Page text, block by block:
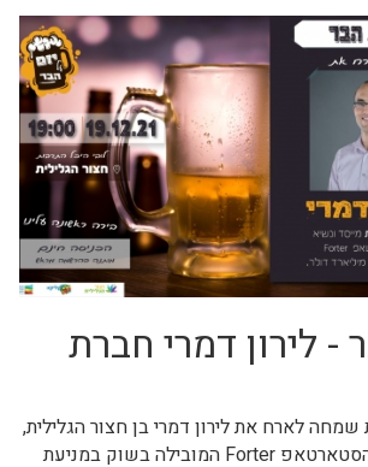
- לירון דמרי חברת
שמחה לארח את לירון דמרי בן חצור הגלילית,
מייסד ונשיא חברת הסטארטאפ Forter המובילה בשוק במניעת